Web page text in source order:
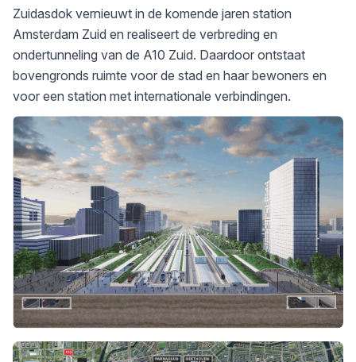
Zuidasdok vernieuwt in de komende jaren station
Amsterdam Zuid en realiseert de verbreding en
ondertunneling van de A10 Zuid. Daardoor ontstaat
bovengronds ruimte voor de stad en haar bewoners en
voor een station met ­internationale verbindingen.